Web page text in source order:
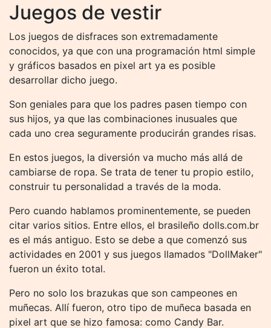
Juegos de vestir
Los juegos de disfraces son extremadamente
conocidos, ya que con una programación html simple
y gráficos basados ​​en pixel art ya es posible
desarrollar dicho juego.
Son geniales para que los padres pasen tiempo con
sus hijos, ya que las combinaciones inusuales que
cada uno crea seguramente producirán grandes risas.
En estos juegos, la diversión va mucho más allá de
cambiarse de ropa. Se trata de tener tu propio estilo,
construir tu personalidad a través de la moda.
Pero cuando hablamos prominentemente, se pueden
citar varios sitios. Entre ellos, el brasileño dolls.com.br
es el más antiguo. Esto se debe a que comenzó sus
actividades en 2001 y sus juegos llamados "DollMaker"
fueron un éxito total.
Pero no solo los brazukas que son campeones en
muñecas. Allí fueron, otro tipo de muñeca basada en
pixel art que se hizo famosa: como Candy Bar.